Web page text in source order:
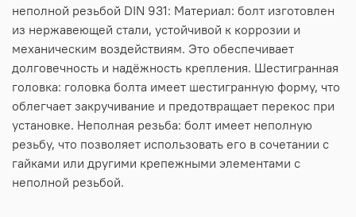
неполной резьбой DIN 931: Материал: болт изготовлен
из нержавеющей стали, устойчивой к коррозии и
механическим воздействиям. Это обеспечивает
долговечность и надёжность крепления. Шестигранная
головка: головка болта имеет шестигранную форму, что
облегчает закручивание и предотвращает перекос при
установке. Неполная резьба: болт имеет неполную
резьбу, что позволяет использовать его в сочетании с
гайками или другими крепежными элементами с
неполной резьбой.